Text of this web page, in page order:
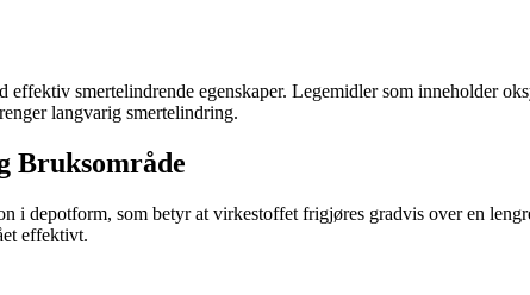
effektiv smertelindrende egenskaper. Legemidler som inneholder
langvarig smertelindring.
Bruksområde
depotform, som betyr at virkestoffet frigjøres gradvis over en
effektivt.